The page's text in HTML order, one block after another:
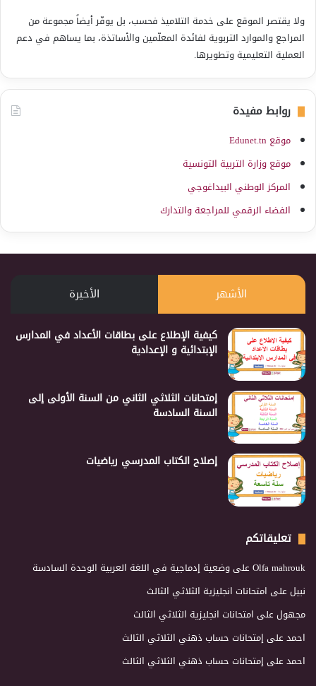
ولا يقتصر الموقع على خدمة التلاميذ فحسب، بل يوفّر أيضاً مجموعة من
المراجع والموارد التربوية لفائدة المعلّمين والأساتذة، بما يساهم في دعم
العملية التعليمية وتطويرها.
روابط مفيدة
موقع Edunet.tn
موقع وزارة التربية التونسية
المركز الوطني البيداغوجي
الفضاء الرقمي للمراجعة والتدارك
الأشهر الأخيرة
كيفية الإطلاع على بطاقات الأعداد في المدارس
الإبتدائية و الإعدادية
إمتحانات الثلاثي الثاني من السنة الأولى إلى
السنة السادسة
إصلاح الكتاب المدرسي رياضيات
تعليقاتكم
Olfa mahroukعلى وضعية إدماجية في اللغة العربية الوحدة السادسة
نبيلعلى امتحانات انجليزية الثلاثي الثالث
مجهولعلى امتحانات انجليزية الثلاثي الثالث
احمدعلى إمتحانات حساب ذهني الثلاثي الثالث
احمدعلى إمتحانات حساب ذهني الثلاثي الثالث